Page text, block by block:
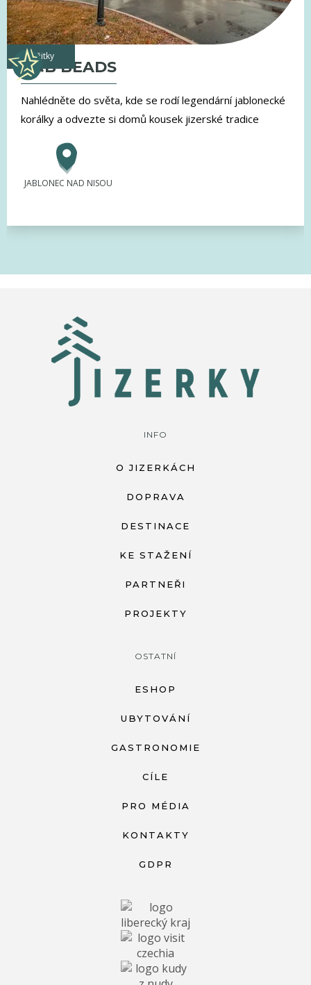
zážitky
G&B BEADS
Nahlédněte do světa, kde se rodí legendární jablonecké
korálky a odvezte si domů kousek jizerské tradice
JABLONEC NAD NISOU
INFO
O JIZERKÁCH
DOPRAVA
DESTINACE
KE STAŽENÍ
PARTNEŘI
PROJEKTY
OSTATNÍ
ESHOP
UBYTOVÁNÍ
GASTRONOMIE
CÍLE
PRO MÉDIA
KONTAKTY
GDPR